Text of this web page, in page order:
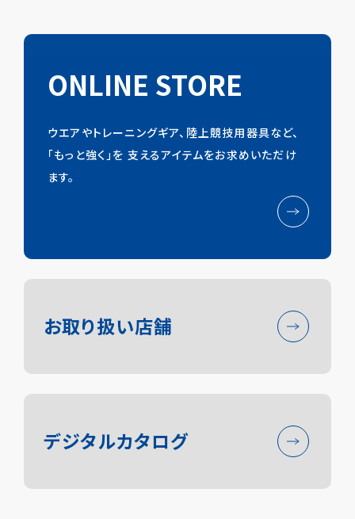
ニシ・スポーツについて
陸上競技事業
アパレル事業
ONLINE STORE
ウエアやトレーニングギア、陸上競技用器具など、
「もっと強く」を 支えるアイテムをお求めいただけ
ます。
お取り扱い店舗
デジタルカタログ